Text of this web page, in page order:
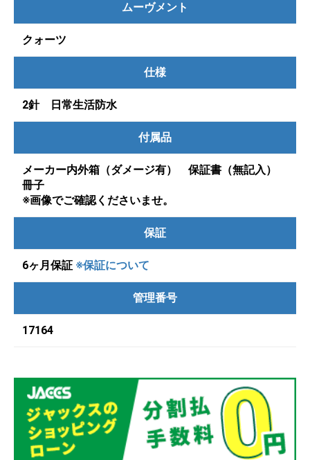
ムーヴメント
クォーツ
仕様
2針 日常生活防水
付属品
メーカー内外箱（ダメージ有） 保証書（無記入）
冊子
※画像でご確認くださいませ。
保証
6ヶ月保証 ※保証について
管理番号
17164